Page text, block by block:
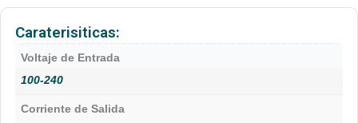
Caraterisiticas:
Voltaje de Entrada
100-240
Corriente de Salida